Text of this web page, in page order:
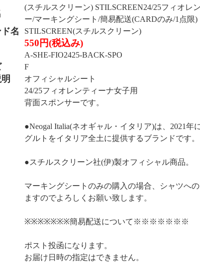
(スチルスクリーン) STILSCREEN24/25フィオレ
ー/マーキングシート/簡易配送(CARDのみ/1点限)
名 STILSCREEN(スチルスクリーン)
550円(税込み)
A-SHE-FIO2425-BACK-SPO
F
オフィシャルシート
24/25フィオレンティーナ女子用
背面スポンサーです。
●Neogal Italia(ネオギャル・イタリア)は、2021
グルトをイタリア全土に提供するブランドです。
●スチルスクリーン社(伊)製オフィシャル商品。
マーキングシートのみの購入の場合、シャツへ
ますのでよろしくお願い致します。
※※※※※※※簡易配送について※※※※※※※
ポスト投函になります。
お届け日時の指定はできません。